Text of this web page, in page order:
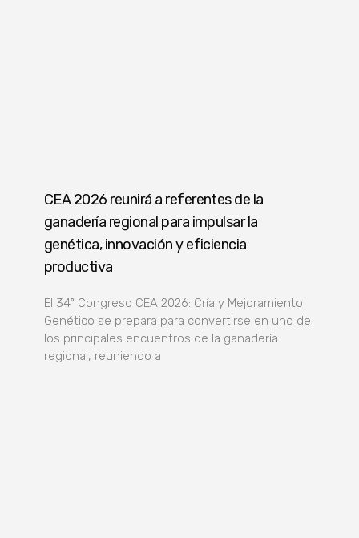
CEA 2026 reunirá a referentes de la
ganadería regional para impulsar la
genética, innovación y eficiencia
productiva
El 34º Congreso CEA 2026: Cría y Mejoramiento
Genético se prepara para convertirse en uno de
los principales encuentros de la ganadería
regional, reuniendo a